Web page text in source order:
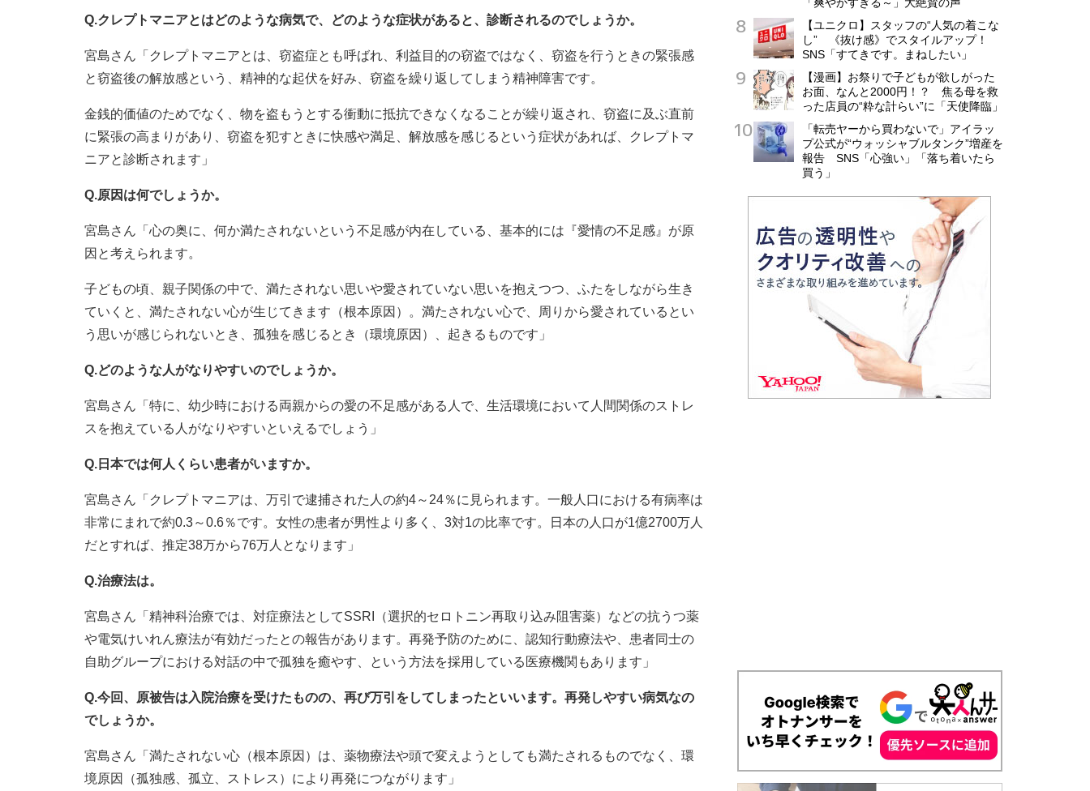
Q.クレプトマニアとはどのような病気で、どのような症状があると、診断されるのでしょうか。
宮島さん「クレプトマニアとは、窃盗症とも呼ばれ、利益目的の窃盗ではなく、窃盗を行うときの緊張感
と窃盗後の解放感という、精神的な起伏を好み、窃盗を繰り返してしまう精神障害です。
金銭的価値のためでなく、物を盗もうとする衝動に抵抗できなくなることが繰り返され、窃盗に及ぶ直前
に緊張の高まりがあり、窃盗を犯すときに快感や満足、解放感を感じるという症状があれば、クレプトマ
ニアと診断されます」
Q.原因は何でしょうか。
宮島さん「心の奥に、何か満たされないという不足感が内在している、基本的には『愛情の不足感』が原
因と考えられます。
子どもの頃、親子関係の中で、満たされない思いや愛されていない思いを抱えつつ、ふたをしながら生き
ていくと、満たされない心が生じてきます（根本原因）。満たされない心で、周りから愛されているとい
う思いが感じられないとき、孤独を感じるとき（環境原因）、起きるものです」
Q.どのような人がなりやすいのでしょうか。
宮島さん「特に、幼少時における両親からの愛の不足感がある人で、生活環境において人間関係のストレ
スを抱えている人がなりやすいといえるでしょう」
Q.日本では何人くらい患者がいますか。
宮島さん「クレプトマニアは、万引で逮捕された人の約4～24％に見られます。一般人口における有病率は
非常にまれで約0.3～0.6％です。女性の患者が男性より多く、3対1の比率です。日本の人口が1億2700万人
だとすれば、推定38万から76万人となります」
Q.治療法は。
宮島さん「精神科治療では、対症療法としてSSRI（選択的セロトニン再取り込み阻害薬）などの抗うつ薬
や電気けいれん療法が有効だったとの報告があります。再発予防のために、認知行動療法や、患者同士の
自助グループにおける対話の中で孤独を癒やす、という方法を採用している医療機関もあります」
Q.今回、原被告は入院治療を受けたものの、再び万引をしてしまったといいます。再発しやすい病気なの
でしょうか。
宮島さん「満たされない心（根本原因）は、薬物療法や頭で変えようとしても満たされるものでなく、環
境原因（孤独感、孤立、ストレス）により再発につながります」
【ユニクロ】スタッフの“人気の着こな
し” 《抜け感》でスタイルアップ！
SNS「すてきです。まねしたい」
【漫画】お祭りで子どもが欲しがった
お面、なんと2000円！？ 焦る母を救
った店員の“粋な計らい”に「天使降臨」
「転売ヤーから買わないで」アイラッ
プ公式が“ウォッシャブルタンク”増産を
報告 SNS「心強い」「落ち着いたら
買う」